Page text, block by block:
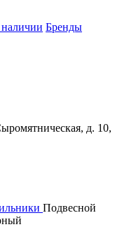
Бренды
д. 10,
Подвесной